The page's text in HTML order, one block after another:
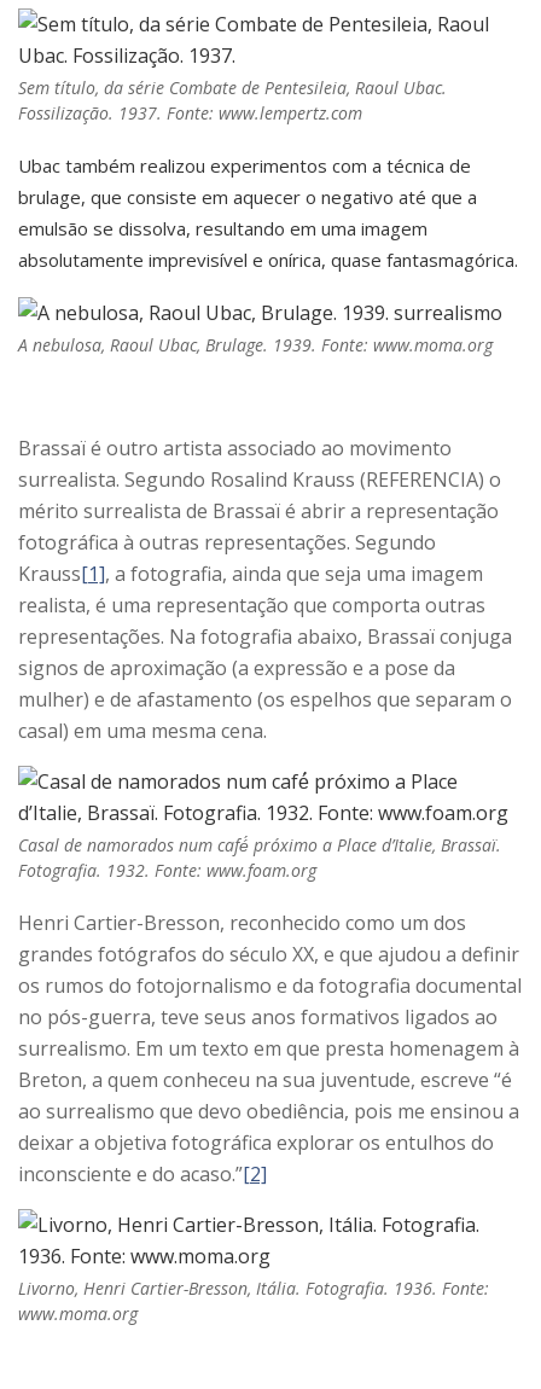
Sem título, da série Combate de Pentesileia, Raoul Ubac.
Fossilização. 1937. Fonte: www.lempertz.com
Ubac também realizou experimentos com a técnica de
brulage, que consiste em aquecer o negativo até que a
emulsão se dissolva, resultando em uma imagem
absolutamente imprevisível e onírica, quase fantasmagórica.
A nebulosa, Raoul Ubac, Brulage. 1939. Fonte: www.moma.org
Brassaï é outro artista associado ao movimento
surrealista. Segundo Rosalind Krauss (REFERENCIA) o
mérito surrealista de Brassaï é abrir a representação
fotográfica à outras representações. Segundo
Krauss[1], a fotografia, ainda que seja uma imagem
realista, é uma representação que comporta outras
representações. Na fotografia abaixo, Brassaï conjuga
signos de aproximação (a expressão e a pose da
mulher) e de afastamento (os espelhos que separam o
casal) em uma mesma cena.
Casal de namorados num café́ próximo a Place d’Italie, Brassaï.
Fotografia. 1932. Fonte: www.foam.org
Henri Cartier-Bresson, reconhecido como um dos
grandes fotógrafos do século XX, e que ajudou a definir
os rumos do fotojornalismo e da fotografia documental
no pós-guerra, teve seus anos formativos ligados ao
surrealismo. Em um texto em que presta homenagem à
Breton, a quem conheceu na sua juventude, escreve “é
ao surrealismo que devo obediência, pois me ensinou a
deixar a objetiva fotográfica explorar os entulhos do
inconsciente e do acaso.”[2]
Livorno, Henri Cartier-Bresson, Itália. Fotografia. 1936. Fonte:
www.moma.org